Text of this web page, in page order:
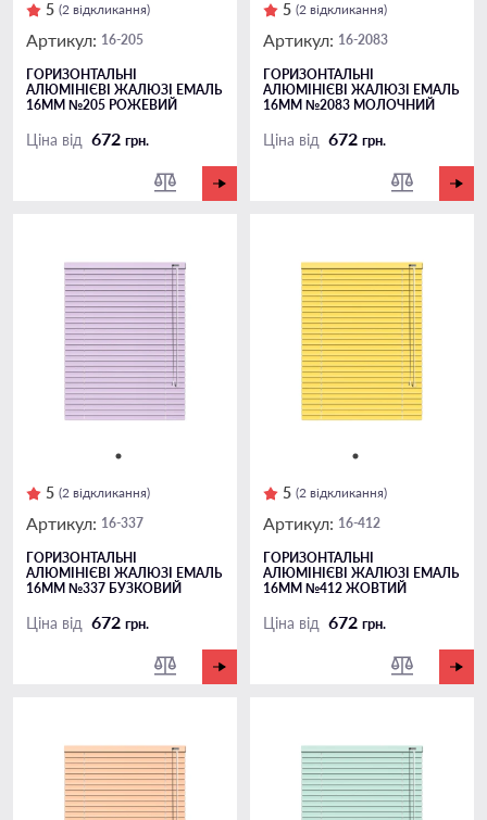
5 (2 відкликання)
Артикул: 16-205
ГОРИЗОНТАЛЬНІ
АЛЮМІНІЄВІ ЖАЛЮЗІ ЕМАЛЬ
16ММ №205 РОЖЕВИЙ
Ціна від 672 грн.
5 (2 відкликання)
Артикул: 16-2083
ГОРИЗОНТАЛЬНІ
АЛЮМІНІЄВІ ЖАЛЮЗІ ЕМАЛЬ
16ММ №2083 МОЛОЧНИЙ
Ціна від 672 грн.
5 (2 відкликання)
Артикул: 16-337
ГОРИЗОНТАЛЬНІ
АЛЮМІНІЄВІ ЖАЛЮЗІ ЕМАЛЬ
16ММ №337 БУЗКОВИЙ
Ціна від 672 грн.
5 (2 відкликання)
Артикул: 16-412
ГОРИЗОНТАЛЬНІ
АЛЮМІНІЄВІ ЖАЛЮЗІ ЕМАЛЬ
16ММ №412 ЖОВТИЙ
Ціна від 672 грн.